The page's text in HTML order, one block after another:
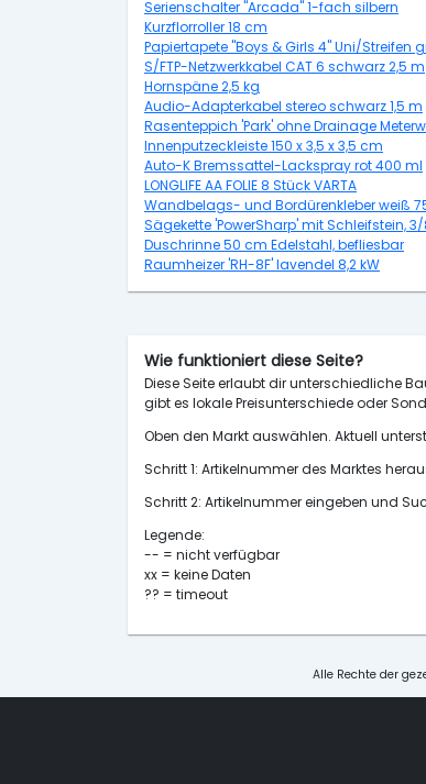
Serienschalter "Arcada" 1-fach silbern
Kurzflorroller 18 cm
Papiertapete "Boys & Girls 4" Uni/Streifen
S/FTP-Netzwerkkabel CAT 6 schwarz 2,5 m
Hornspäne 2,5 kg
Audio-Adapterkabel stereo schwarz 1,5 m
Rasenteppich 'Park' ohne Drainage
Innenputzeckleiste 150 x 3,5 x 3,5 cm
Auto-K Bremssattel-Lackspray rot 400 ml
LONGLIFE AA FOLIE 8 Stück VARTA
Wandbelags- und Bordürenkleber weiß
Sägekette 'PowerSharp' mit Schleifstein, 3/
Duschrinne 50 cm Edelstahl, befliesbar
Raumheizer 'RH-8F' lavendel 8,2 kW
Wie funktioniert diese Seite?
Diese Seite erlaubt dir unterschiedliche
gibt es lokale Preisunterschiede oder
Oben den Markt auswählen. Aktuell
Schritt 1: Artikelnummer des Marktes
Schritt 2: Artikelnummer eingeben und
Legende:
-- = nicht verfügbar
xx = keine Daten
?? = timeout
Alle Rechte der